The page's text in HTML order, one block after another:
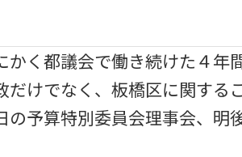
かく都議会で働き続けた４年間
だけでなく、板橋区に関する
の予算特別委員会理事会、明